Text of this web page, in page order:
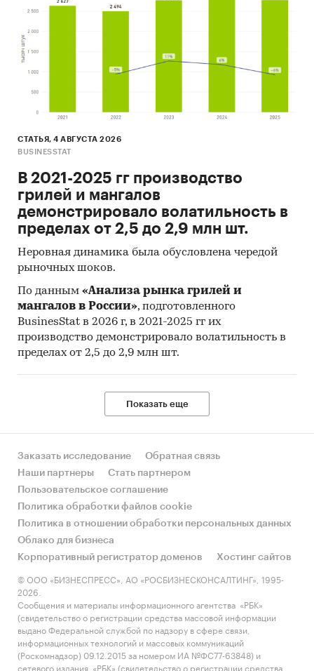
СТАТЬЯ, 4 АВГУСТА 2026
BUSINESSTAT
В 2021-2025 гг производство
грилей и мангалов
демонстрировало волатильность в
пределах от 2,5 до 2,9 млн шт.
Неровная динамика была обусловлена чередой
рыночных шоков.
По данным «Анализа рынка грилей и
мангалов в России», подготовленного
BusinesStat в 2026 г, в 2021-2025 гг их
производство демонстрировало волатильность в
пределах от 2,5 до 2,9 млн шт.
Показать еще
Заказать исследование
Обратная связь
Наши партнеры
Стать партнером
Пользовательское соглашение
Политика обработки файлов cookie
Политика в отношении обработки персональных данных
Облако для бизнеса
Корпоративный регистратор доменов
Хостинг сайтов
© ООО «БИЗНЕСПРЕСС», АО «РОСБИЗНЕСКОНСАЛТИНГ», 1995-
2026.
Сообщения и материалы информационного агентства «РБК»
(свидетельство о регистрации средства массовой информации
выдано Федеральной службой по надзору в сфере связи,
информационных технологий и массовых коммуникаций
(Роскомнадзор) 09.12.2015 за номером ИА №ФС77-63848) и
сетевого издания «РБК» (свидетельство о регистрации средства